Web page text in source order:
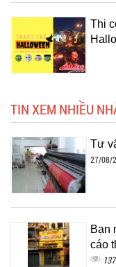
Thi
TIN XEM NHIỀU
Tư
27/08/
Bạn
cáo